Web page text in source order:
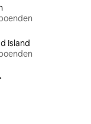
Island